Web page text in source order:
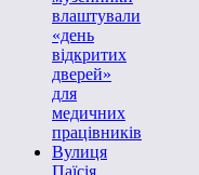
влаштували
«день
відкритих
дверей»
для
медичних
працівників
Вулиця
Паїсія